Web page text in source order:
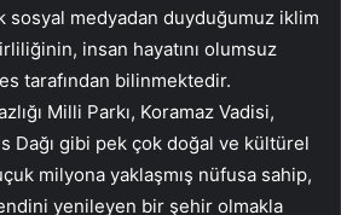
sosyal medyadan duyduğumuz iklim
insan hayatını olumsuz
tarafından bilinmektedir.
Milli Parkı, Koramaz Vadisi,
Dağı gibi pek çok doğal ve kültürel
milyona yaklaşmış nüfusa sahip,
yenileyen bir şehir olmakla